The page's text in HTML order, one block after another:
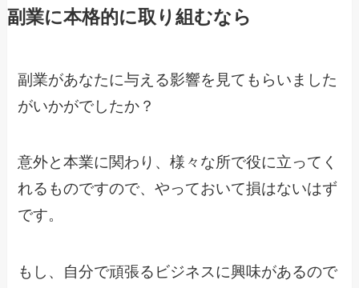
副業に本格的に取り組むなら
副業があなたに与える影響を見てもらいました
がいかがでしたか？
意外と本業に関わり、様々な所で役に立ってく
れるものですので、やっておいて損はないはず
です。
もし、自分で頑張るビジネスに興味があるので